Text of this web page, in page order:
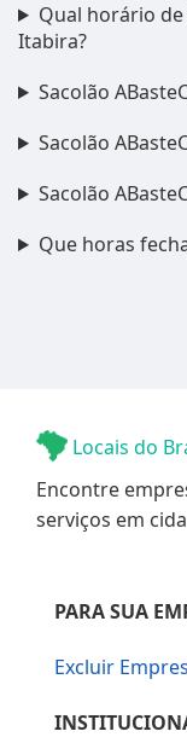
Qual horário
Itabira?
Sacolão
Sacolão
Sacolão
Que horas
Locais do
Encontre
serviços em
PARA SUA
Excluir